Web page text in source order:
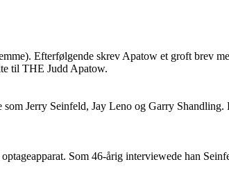
Efterfølgende skrev Apatow et groft brev
til THE Judd Apatow.
Jerry Seinfeld, Jay Leno og Garry Shandling.
Som 46-årig interviewede han